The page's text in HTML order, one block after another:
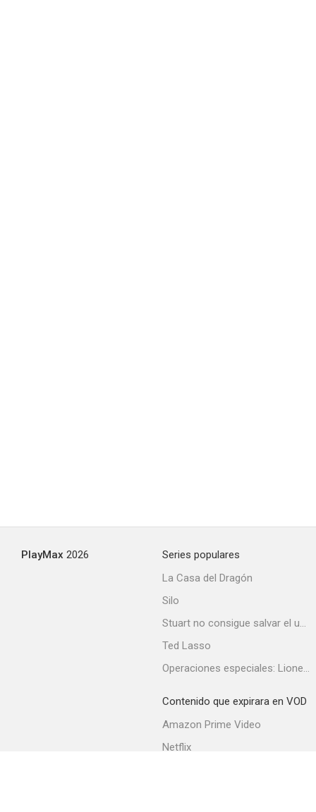
PlayMax 2026
Series populares
La Casa del Dragón
Silo
Stuart no consigue salvar el universo
Ted Lasso
Operaciones especiales: Lioness
Contenido que expirara en VOD
Amazon Prime Video
Netflix